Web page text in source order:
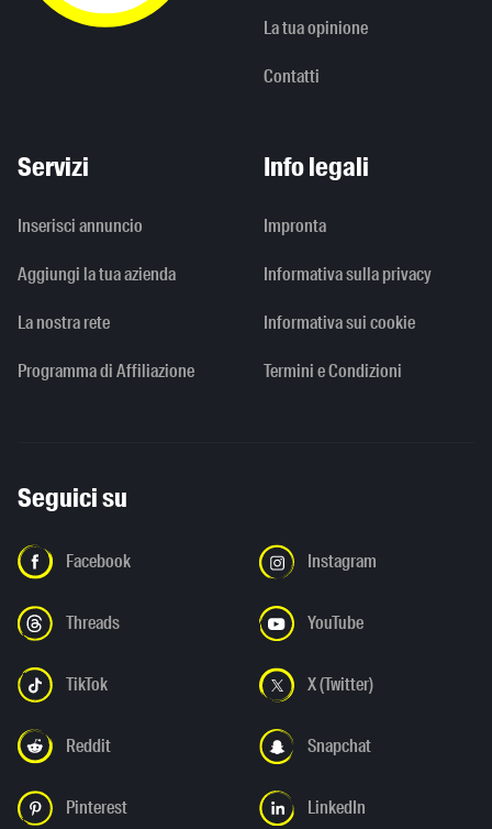
La tua opinione
Contatti
Servizi
Inserisci annuncio
Aggiungi la tua azienda
La nostra rete
Programma di Affiliazione
Info legali
Impronta
Informativa sulla privacy
Informativa sui cookie
Termini e Condizioni
Seguici su
Facebook Instagram
Threads YouTube
TikTok X (Twitter)
Reddit Snapchat
Pinterest LinkedIn